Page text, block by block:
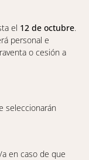
el 12 de octubre.
personal e
o cesión a
seleccionarán
en caso de que